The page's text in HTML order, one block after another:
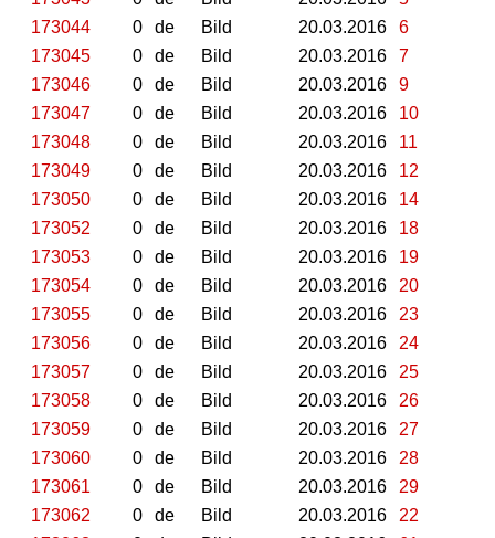
173044
0 de Bild 20.03.2016
6
173045
0 de Bild 20.03.2016
7
173046
0 de Bild 20.03.2016
9
173047
0 de Bild 20.03.2016
10
173048
0 de Bild 20.03.2016
11
173049
0 de Bild 20.03.2016
12
173050
0 de Bild 20.03.2016
14
173052
0 de Bild 20.03.2016
18
173053
0 de Bild 20.03.2016
19
173054
0 de Bild 20.03.2016
20
173055
0 de Bild 20.03.2016
23
173056
0 de Bild 20.03.2016
24
173057
0 de Bild 20.03.2016
25
173058
0 de Bild 20.03.2016
26
173059
0 de Bild 20.03.2016
27
173060
0 de Bild 20.03.2016
28
173061
0 de Bild 20.03.2016
29
173062
0 de Bild 20.03.2016
22